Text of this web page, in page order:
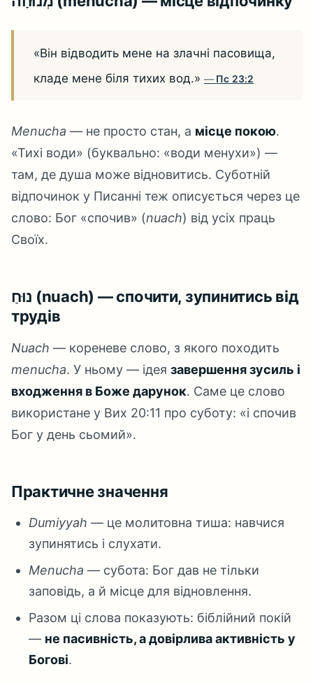
«Він відводить мене на злачні пасовища,
кладе мене біля тихих вод.»
Пс 23:2
Menucha — не просто стан, а місце покою.
«Тихі води» (буквально: «води менухи») —
там, де душа може відновитись. Суботній
відпочинок у Писанні теж описується через це
слово: Бог «спочив» (nuach) від усіх праць
Своїх.
נוּחַ (nuach) — спочити, зупинитись від
трудів
Nuach — кореневе слово, з якого походить
menucha. У ньому — ідея завершення зусиль і
входження в Боже дарунок. Саме це слово
використане у Вих 20:11 про суботу: «і спочив
Бог у день сьомий».
Практичне значення
Dumiyyah — це молитовна тиша: навчися
зупинятись і слухати.
Menucha — субота: Бог дав не тільки
заповідь, а й місце для відновлення.
Разом ці слова показують: біблійний покій
— не пасивність, а довірлива активність у
Богові.